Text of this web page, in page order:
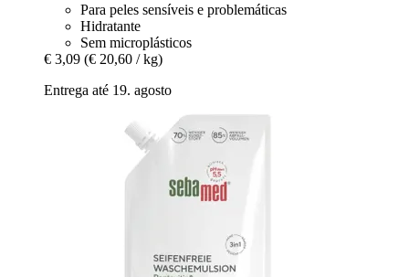
Para peles sensíveis e problemáticas
Hidratante
Sem microplásticos
€ 3,09 (€ 20,60 / kg)
Entrega até 19. agosto